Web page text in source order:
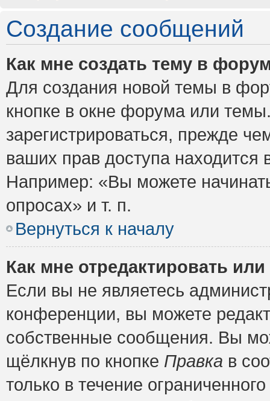
Создание сообщений
Как мне создать тему в
Для создания новой темы в
кнопке в окне форума или
зарегистрироваться, прежде
ваших прав доступа
Например: «Вы можете
опросах» и т. п.
Вернуться к началу
Как мне отредактировать
Если вы не являетесь
конференции, вы можете
собственные сообщения. Вы
щёлкнув по кнопке Правка в
только в течение